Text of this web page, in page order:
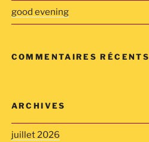
good evening
COMMENTAIRES RÉCENTS
ARCHIVES
juillet 2026